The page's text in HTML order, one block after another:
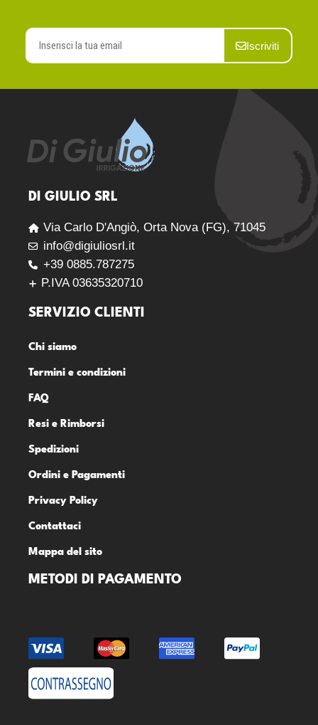
Iscriviti
DI GIULIO SRL
Via Carlo D'Angiò, Orta Nova (FG), 71045
info@digiuliosrl.it
+39 0885.787275
P.IVA 03635320710
SERVIZIO CLIENTI
Chi siamo
Termini e condizioni
FAQ
Resi e Rimborsi
Spedizioni
Ordini e Pagamenti
Privacy Policy
Contattaci
Mappa del sito
METODI DI PAGAMENTO